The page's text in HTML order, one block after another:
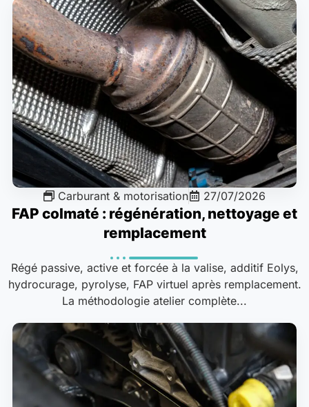
Carburant & motorisation 27/07/2026
FAP colmaté : régénération, nettoyage et
remplacement
Régé passive, active et forcée à la valise, additif Eolys,
hydrocurage, pyrolyse, FAP virtuel après remplacement.
La méthodologie atelier complète...